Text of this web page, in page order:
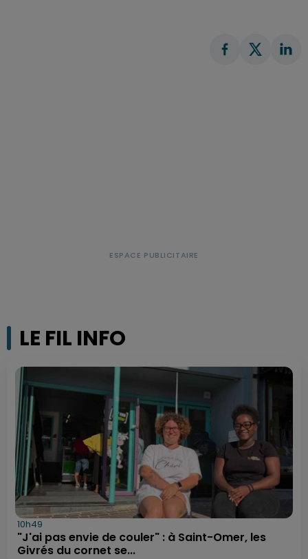
LE FIL INFO
10h49
"J'ai pas envie de couler" : à Saint-Omer, les
Givrés du cornet se...